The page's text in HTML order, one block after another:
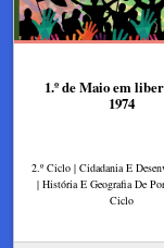
1.º de Maio em
1974
2.º Ciclo | Cidadania E
| História E Geografia De
Ciclo